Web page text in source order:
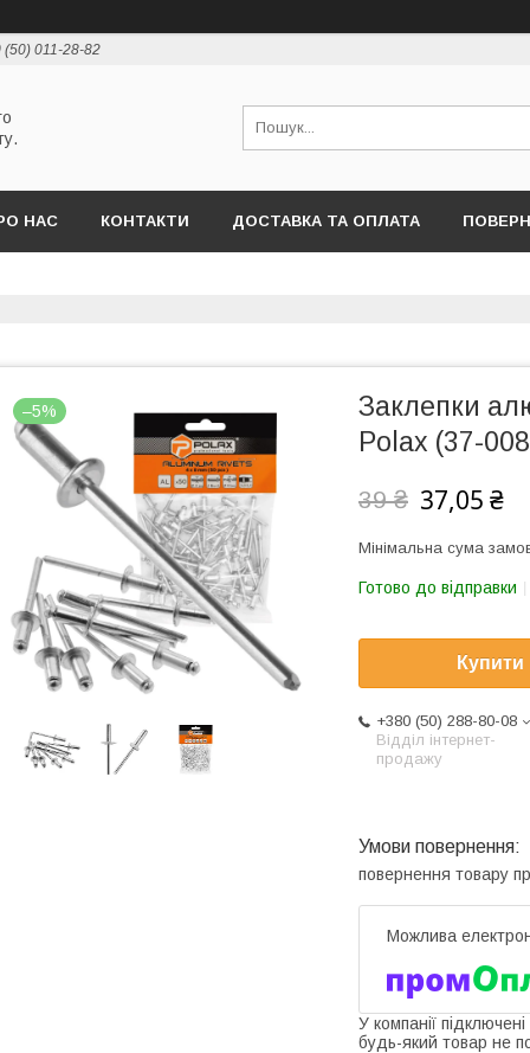
(50) 011-28-82
НАС КОНТАКТИ ДОСТАВКА ТА ОПЛАТА
–5%
Заклепки
Polax (37-
39 ₴ 37,05 ₴
Мінімальна сума
Готово до відправки
Купити
+380 (50) 288-80-08
Відділ інтернет-
продажу
повернення товару
У компанії
будь-який товар не